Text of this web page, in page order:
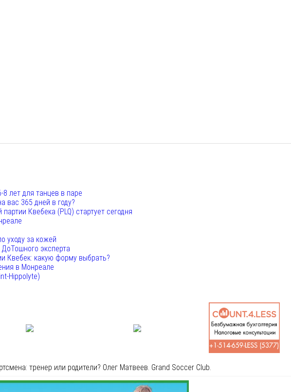
лет для танцев в паре
вас 365 дней в году?
Квебека (PLQ) стартует сегодня
уходу за кожей
эксперта
Квебек: какую форму выбрать?
в Монреале
Hippolyte)
тренер или родители? Олег Матвеев. Grand Soccer Club.